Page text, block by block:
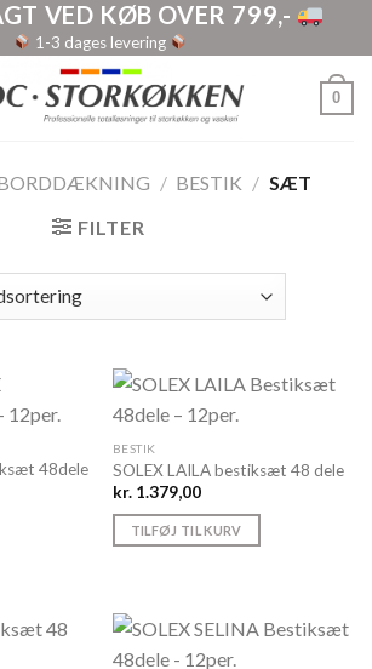
VED KØB OVER 799,-
1-3 dages levering
0
/ BESTIK / SÆT
FILTER
48dele
BESTIK
SOLEX LAILA bestiksæt 48 dele
kr.1.379,00
TILFØJ TIL KURV